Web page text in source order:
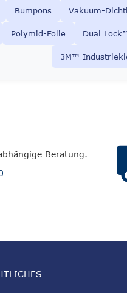
Bumpons Vakuum-
Polymid-Folie Dual
3M™
Beratung.